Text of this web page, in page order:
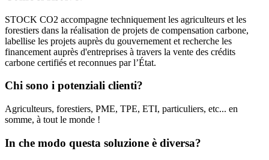
STOCK CO2 accompagne techniquement les agriculteurs et les
forestiers dans la réalisation de projets de compensation carbone,
labellise les projets auprès du gouvernement et recherche les
financement auprès d'entreprises à travers la vente des crédits
carbone certifiés et reconnues par l’État.
Chi sono i potenziali clienti?
Agriculteurs, forestiers, PME, TPE, ETI, particuliers, etc... en
somme, à tout le monde !
In che modo questa soluzione è diversa?